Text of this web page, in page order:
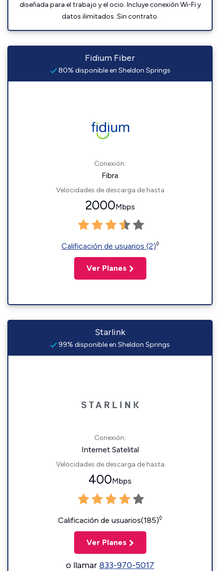
diseñada para el trabajo y el ocio. Incluye conexión Wi-Fi y
datos ilimitados. Sin contrato.
Fidium Fiber
80% disponible en Sheldon Springs
Conexión:
Fibra
Velocidades de descarga de hasta
2000Mbps
Calificación de usuarios (2)◊
Ver Planes
Starlink
99% disponible en Sheldon Springs
Conexión:
Internet Satelital
Velocidades de descarga de hasta
400Mbps
Calificación de usuarios(185)◊
Ver Planes
o llamar833-970-5017